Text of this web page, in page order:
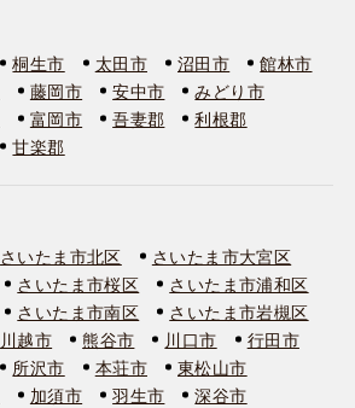
桐生市 太田市 沼田市
館林市
藤岡市 安中市
みどり市
富岡市 吾妻郡
利根郡
甘楽郡
さいたま市北区
さいたま市大宮区
さいたま市桜区
さいたま市浦和区
さいたま市南区
さいたま市岩槻区
川越市 熊谷市 川口市
行田市
所沢市 本荘市
東松山市
加須市 羽生市
深谷市